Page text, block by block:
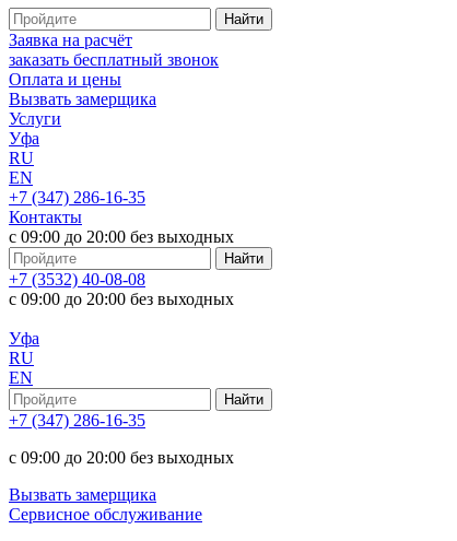
Заявка на расчёт
заказать бесплатный звонок
Оплата и цены
Вызвать замерщика
Услуги
Уфа
RU
EN
+7 (347) 286-16-35
Контакты
с 09:00 до 20:00 без выходных
+7 (3532) 40-08-08
с 09:00 до 20:00 без выходных
Уфа
RU
EN
+7 (347) 286-16-35
с 09:00 до 20:00 без выходных
Вызвать замерщика
Сервисное обслуживание